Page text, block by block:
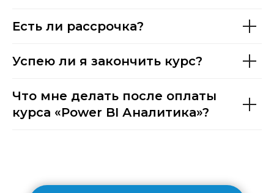
Есть ли рассрочка?
Успею ли я закончить курс?
Что мне делать после оплаты
курса «Power BI Аналитика»?